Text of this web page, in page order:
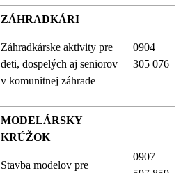
ZÁHRADKÁRI
Záhradkárske aktivity pre
deti, dospelých aj seniorov
v komunitnej záhrade
0904
305 076
MODELÁRSKY
KRÚŽOK
Stavba modelov pre
0907